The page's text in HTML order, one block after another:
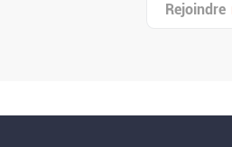
Rejoindre